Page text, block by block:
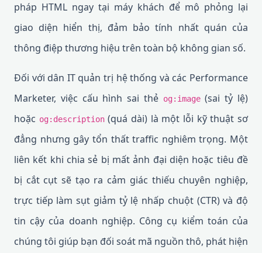
pháp HTML ngay tại máy khách để mô phỏng lại
giao diện hiển thị, đảm bảo tính nhất quán của
thông điệp thương hiệu trên toàn bộ không gian số.
Đối với dân IT quản trị hệ thống và các Performance
Marketer, việc cấu hình sai thẻ og:image(sai tỷ lệ)
hoặc og:description(quá dài) là một lỗi kỹ thuật sơ
đẳng nhưng gây tổn thất traffic nghiêm trọng. Một
liên kết khi chia sẻ bị mất ảnh đại diện hoặc tiêu đề
bị cắt cụt sẽ tạo ra cảm giác thiếu chuyên nghiệp,
trực tiếp làm sụt giảm tỷ lệ nhấp chuột (CTR) và độ
tin cậy của doanh nghiệp. Công cụ kiểm toán của
chúng tôi giúp bạn đối soát mã nguồn thô, phát hiện